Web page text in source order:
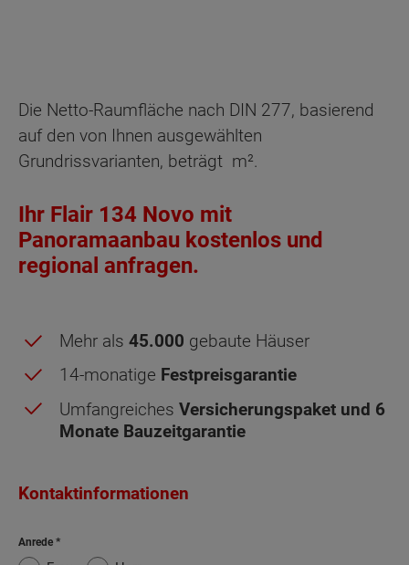
Dachgeschoss - Grundrissvarianten:
Die Netto-Raumfläche nach DIN 277, basierend
auf den von Ihnen ausgewählten
Grundrissvarianten, beträgt m².
Ihr Flair 134 Novo mit
Panoramaanbau kostenlos und
regional anfragen.
Mehr als 45.000 gebaute Häuser
14-monatige Festpreisgarantie
Umfangreiches Versicherungspaket und 6
Monate Bauzeitgarantie
Kontaktinformationen
Anrede